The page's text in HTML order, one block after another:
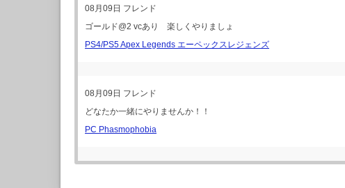
08月09日 フレンド
ゴールド@2 vcあり 楽しくやりましょ
PS4/PS5 Apex Legends エーペックスレジェンズ
08月09日 フレンド
どなたか一緒にやりませんか！！
PC Phasmophobia